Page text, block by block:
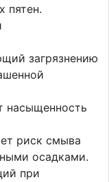
пятен.
загрязнению
насыщенность
риск смыва
осадками.
при